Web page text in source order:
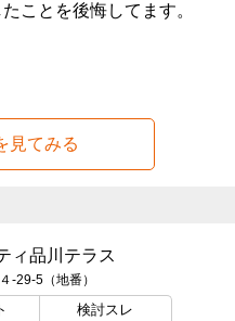
ことを後悔してます。
見てみる
ィ品川テラス
-29-5（地番）
検討スレ